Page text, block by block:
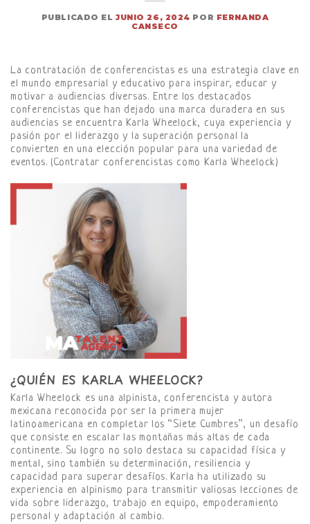
PUBLICADO ELJUNIO 26, 2024 POR FERNANDA
CANSECO
La contratación de conferencistas es una estrategia clave en
el mundo empresarial y educativo para inspirar, educar y
motivar a audiencias diversas. Entre los destacados
conferencistas que han dejado una marca duradera en sus
audiencias se encuentra Karla Wheelock, cuya experiencia y
pasión por el liderazgo y la superación personal la
convierten en una elección popular para una variedad de
eventos. (Contratar conferencistas como Karla Wheelock)
¿QUIÉN ES KARLA WHEELOCK?
Karla Wheelock es una alpinista, conferencista y autora
mexicana reconocida por ser la primera mujer
latinoamericana en completar los “Siete Cumbres”, un desafío
que consiste en escalar las montañas más altas de cada
continente. Su logro no solo destaca su capacidad física y
mental, sino también su determinación, resiliencia y
capacidad para superar desafíos. Karla ha utilizado su
experiencia en alpinismo para transmitir valiosas lecciones de
vida sobre liderazgo, trabajo en equipo, empoderamiento
personal y adaptación al cambio.